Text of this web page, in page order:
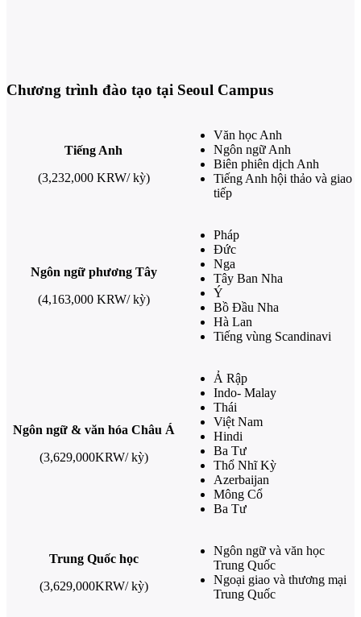
Chương trình đào tạo tại Seoul Campus
Tiếng Anh
(3,232,000 KRW/ kỳ)
Văn học Anh
Ngôn ngữ Anh
Biên phiên dịch Anh
Tiếng Anh hội thảo và giao
tiếp
Ngôn ngữ phương Tây
(4,163,000 KRW/ kỳ)
Pháp
Đức
Nga
Tây Ban Nha
Ý
Bồ Đầu Nha
Hà Lan
Tiếng vùng Scandinavi
Ngôn ngữ & văn hóa Châu Á
(3,629,000KRW/ kỳ)
Ả Rập
Indo- Malay
Thái
Việt Nam
Hindi
Ba Tư
Thổ Nhĩ Kỳ
Azerbaijan
Mông Cổ
Ba Tư
Trung Quốc học
(3,629,000KRW/ kỳ)
Ngôn ngữ và văn học
Trung Quốc
Ngoại giao và thương mại
Trung Quốc